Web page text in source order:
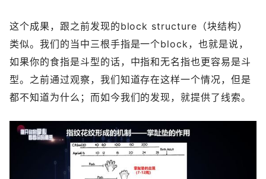
这个成果，跟之前发现的block structure（块结构）
类似。我们的当中三根手指是一个block，也就是说，
如果你的食指是斗型的话，中指和无名指也更容易是斗
型。之前通过观察，我们知道存在这样一个情况，但是
都不知道为什么；而如今我们的发现，就提供了线索。